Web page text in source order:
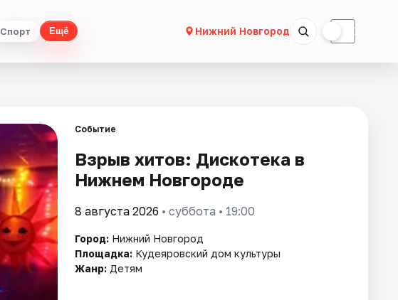
Спорт Ещё Нижний Новгород ☾
Событие
Взрыв хитов: Дискотека в
Нижнем Новгороде
8 августа 2026 • суббота • 19:00
Город: Нижний Новгород
Площадка: Кудеяровский дом культуры
Жанр: Детям